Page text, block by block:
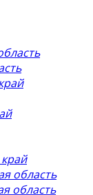
область
область